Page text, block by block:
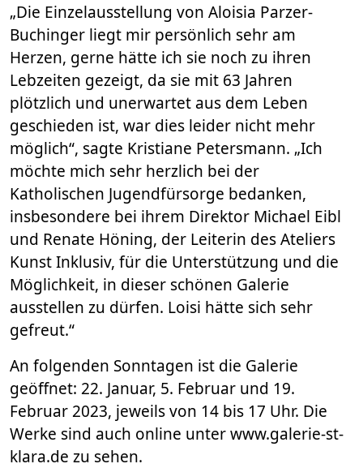
„Die Einzelausstellung von Aloisia Parzer-
Buchinger liegt mir persönlich sehr am
Herzen, gerne hätte ich sie noch zu ihren
Lebzeiten gezeigt, da sie mit 63 Jahren
plötzlich und unerwartet aus dem Leben
geschieden ist, war dies leider nicht mehr
möglich“, sagte Kristiane Petersmann. „Ich
möchte mich sehr herzlich bei der
Katholischen Jugendfürsorge bedanken,
insbesondere bei ihrem Direktor Michael Eibl
und Renate Höning, der Leiterin des Ateliers
Kunst Inklusiv, für die Unterstützung und die
Möglichkeit, in dieser schönen Galerie
ausstellen zu dürfen. Loisi hätte sich sehr
gefreut.“
An folgenden Sonntagen ist die Galerie
geöffnet: 22. Januar, 5. Februar und 19.
Februar 2023, jeweils von 14 bis 17 Uhr. Die
Werke sind auch online unter www.galerie-st-
klara.de zu sehen.